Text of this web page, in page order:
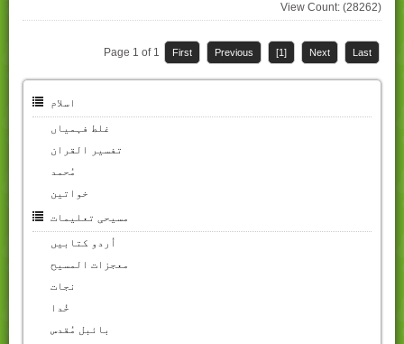
View Count: (28262)
Page 1 of 1 First Previous [1] Next Last
اسلام
غلط فہمیاں
تفسیر القران
مُحمد
خواتین
مسیحی تعلیمات
اُردو کتابیں
معجزات المسیح
نجات
خُدا
بائبل مُقدس